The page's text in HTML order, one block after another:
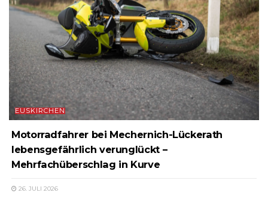
EUSKIRCHEN
Motorradfahrer bei Mechernich-Lückerath
lebensgefährlich verunglückt –
Mehrfachüberschlag in Kurve
26. JULI 2026